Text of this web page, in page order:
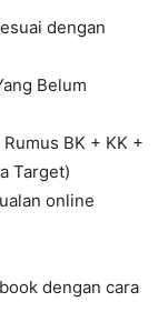
dengan
Belum
BK + KK +
Target)
online
dengan cara